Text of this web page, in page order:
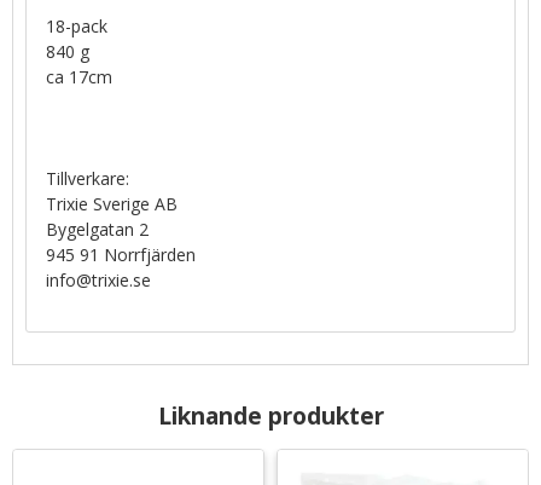
18-pack
840 g
ca 17cm
Tillverkare:
Trixie Sverige AB
Bygelgatan 2
945 91 Norrfjärden
info@trixie.se
Liknande produkter